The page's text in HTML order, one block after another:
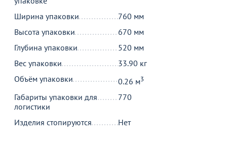
Ширина упаковки
760 мм
Высота упаковки
670 мм
Глубина упаковки
520 мм
Вес упаковки
33.90 кг
Объём упаковки
0.26 м3
Габариты упаковки для
логистики
770
Изделия стопируются Нет
от 30 490₽
Оптовая цена
Кушетка Parint velvet, орех
grey
47
В корзину
18 390
Оптовая цена